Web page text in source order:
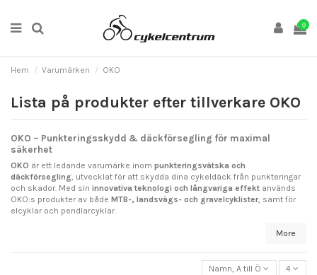
0
Hem Varumärken OKO
Lista på produkter efter tillverkare OKO
OKO – Punkteringsskydd & däckförsegling för maximal
säkerhet
OKO är ett ledande varumärke inom punkteringsvätska och
däckförsegling , utvecklat för att skydda dina cykeldäck från punkteringar
och skador. Med sin innovativa teknologi och långvariga effekt används
OKO:s produkter av både MTB-, landsvägs- och gravelcyklister, samt för
elcyklar och pendlarcyklar.
More
Namn, A till Ö 4